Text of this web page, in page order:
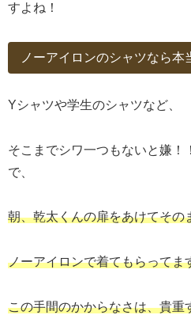
すよね！
ノーアイロンのシャツなら本
Yシャツや学生のシャツなど、
そこまでシワ一つもないと嫌！
で、
朝、乾太くんの扉をあけてその
ノーアイロンで着てもらってま
この手間のかからなさは、貴重